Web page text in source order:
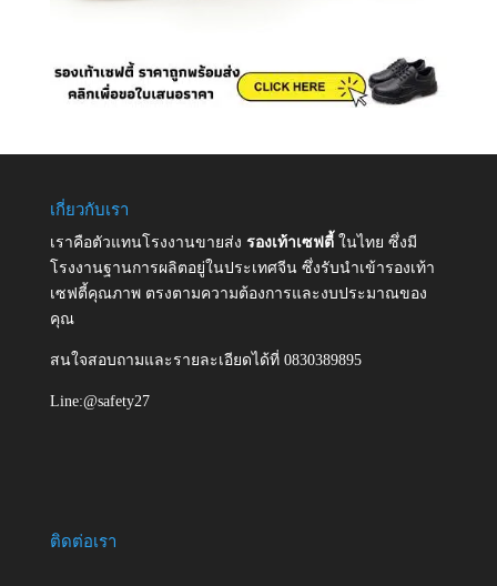
เกี่ยวกับเรา
เราคือตัวแทนโรงงานขายส่ง รองเท้าเซฟตี้ ในไทย ซึ่งมี
โรงงานฐานการผลิตอยู่ในประเทศจีน ซึ่งรับนำเข้ารองเท้า
เซฟตี้คุณภาพ ตรงตามความต้องการและงบประมาณของ
คุณ
สนใจสอบถามและรายละเอียดได้ที่ 0830389895
Line:@safety27
ติดต่อเรา